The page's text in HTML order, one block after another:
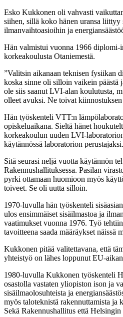
Esko Kukkonen oli vahvasti
siihen, sillä koko hänen uransa liittyy
ilmanvaihtoasioihin ja
Hän valmistui vuonna 1966 diplomi-
korkeakoulusta Otaniemestä.
”Valitsin aikanaan teknisen fysiikan
koska sinne oli silloin vaikein päästä
ole siis saanut LVI-alan koulutusta,
olleet avuksi. Ne toivat
Hän työskenteli VTT:n
opiskeluaikana. Sieltä hänet
korkeakoulun uuden LVI-
käytännössä laboratorion perustajaksi.
Sitä seurasi neljä vuotta käytännön
Rakennushallituksessa. Pasilan
pyrki ottamaan huomioon myös
toiveet. Se oli uutta silloin.
1970-luvulla hän työskenteli
ulos ensimmäiset sisäilmastoa ja
vaatimukset vuonna 1976. Työ
tavoitteena saada määräykset näissä
Kukkonen pitää valitettavana, että
yhteistyö on lähes loppunut EU-
1980-luvulla Kukkonen työskenteli
osastolla vastaten yliopiston ison ja
sisäilmaolosuhteista ja
myös taloteknistä rakennuttamista ja
Sekä Rakennushallitus että